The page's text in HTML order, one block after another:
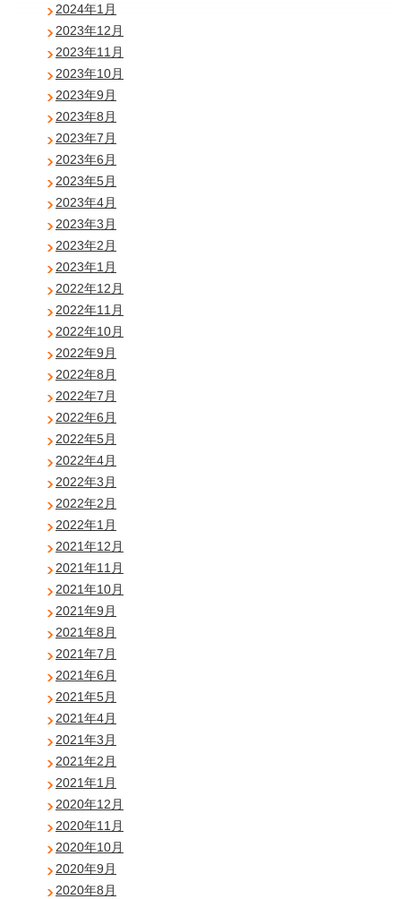
2024年1月
2023年12月
2023年11月
2023年10月
2023年9月
2023年8月
2023年7月
2023年6月
2023年5月
2023年4月
2023年3月
2023年2月
2023年1月
2022年12月
2022年11月
2022年10月
2022年9月
2022年8月
2022年7月
2022年6月
2022年5月
2022年4月
2022年3月
2022年2月
2022年1月
2021年12月
2021年11月
2021年10月
2021年9月
2021年8月
2021年7月
2021年6月
2021年5月
2021年4月
2021年3月
2021年2月
2021年1月
2020年12月
2020年11月
2020年10月
2020年9月
2020年8月